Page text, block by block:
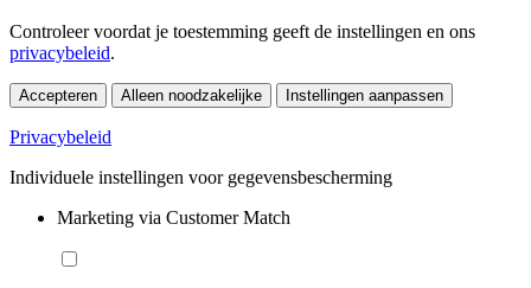
Controleer voordat je toestemming geeft de instellingen en ons
privacybeleid.
Accepteren Alleen noodzakelijke Instellingen aanpassen
Privacybeleid
Individuele instellingen voor gegevensbescherming
Marketing via Customer Match